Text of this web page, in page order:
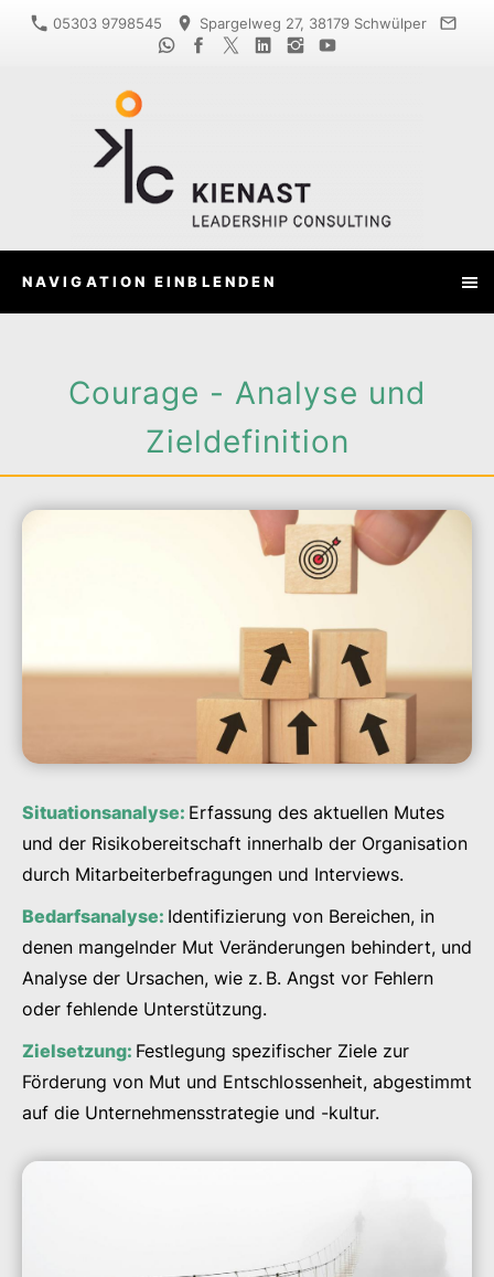
05303 9798545 Spargelweg 27, 38179 Schwülper
NAVIGATION EINBLENDEN
Courage - Analyse und
Zieldefinition
Situationsanalyse: Erfassung des aktuellen Mutes
und der Risikobereitschaft innerhalb der Organisation
durch Mitarbeiterbefragungen und Interviews.
Bedarfsanalyse: Identifizierung von Bereichen, in
denen mangelnder Mut Veränderungen behindert, und
Analyse der Ursachen, wie z. B. Angst vor Fehlern
oder fehlende Unterstützung.
Zielsetzung: Festlegung spezifischer Ziele zur
Förderung von Mut und Entschlossenheit, abgestimmt
auf die Unternehmensstrategie und -kultur.